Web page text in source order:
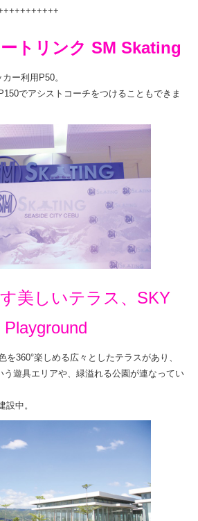
トリンク SM Skating
ー利用P50。
でアシストコーチをつけることもできま
美しいテラス、SKY
を360°楽しめる広々としたテラスがあり、
う遊具エリアや、緑溢れる公園が連なってい
設中。